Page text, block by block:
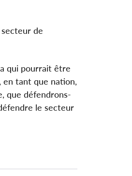
de
qui pourrait être
en tant que nation,
que défendrons-
le secteur